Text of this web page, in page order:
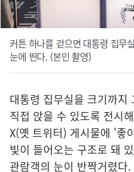
커튼 하나를 걷으면 대통령 집무
눈에 띈다. (본인 촬영)
대통령 집무실을 크기까지
직접 앉을 수 있도록 전시
X(옛 트위터) 게시물에 '좋
빛이 들어오는 구조로 돼
관람객의 눈이 반짝거렸다